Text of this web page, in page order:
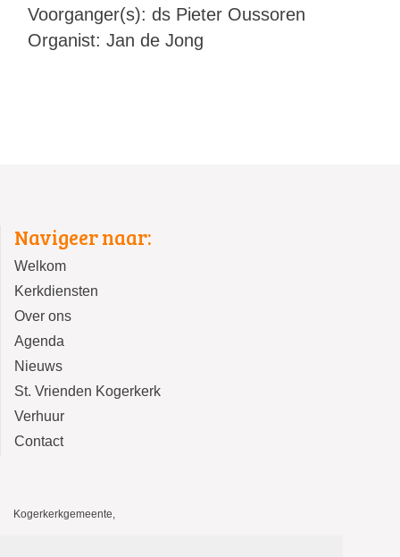
Voorganger(s): ds Pieter Oussoren
Organist: Jan de Jong
Navigeer naar:
Welkom
Kerkdiensten
Over ons
Agenda
Nieuws
St. Vrienden Kogerkerk
Verhuur
Contact
Kogerkerkgemeente,